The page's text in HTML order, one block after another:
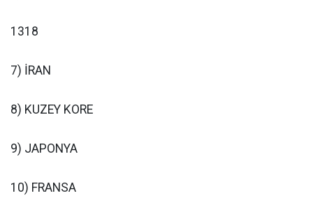
1318
7) İRAN
8) KUZEY KORE
9) JAPONYA
10) FRANSA